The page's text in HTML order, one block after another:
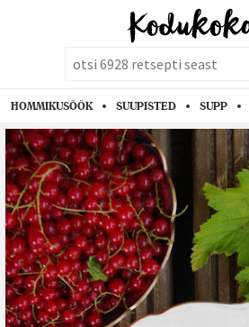
HOMMIKUSÖÖK SUUPISTED SUPP